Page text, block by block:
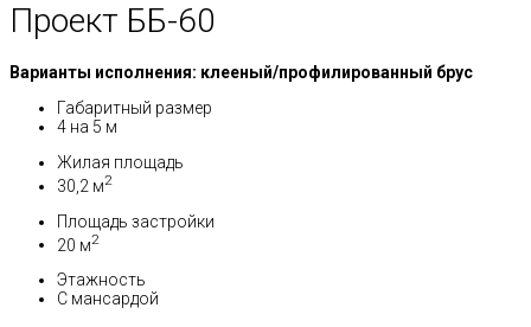
Проект ББ-60
Варианты исполнения: клееный/профилированный брус
Габаритный размер
4 на 5 м
Жилая площадь
30,2 м2
Площадь застройки
20 м2
Этажность
С мансардой